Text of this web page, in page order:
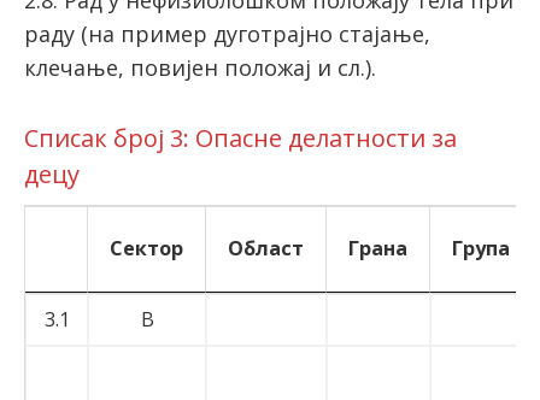
раду (на пример дуготрајно стајање,
клечање, повијен положај и сл.).
Списак број 3: Опасне делатности за
децу
Сектор Област Грана Група
Сектор
3.1 B